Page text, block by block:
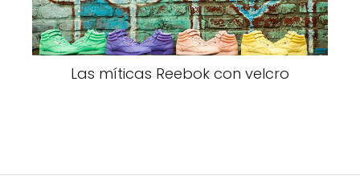
Las míticas Reebok con velcro